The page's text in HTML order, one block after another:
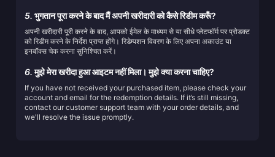
5. भुगतान पूरा करने के बाद मैं अपनी खरीदारी को कैसे रिडीम करूँ?
अपनी खरीदारी पूरी करने के बाद, आपको ईमेल के माध्यम से या सीधे प्लेटफॉर्म पर प्रोडक्ट
को रिडीम करने के निर्देश प्राप्त होंगे। रिडेम्पशन विवरण के लिए अपना अकाउंट या
इनबॉक्स चेक करना सुनिश्चित करें।
6.मुझे मेरा खरीदा हुआ आइटम नहीं मिला। मुझे क्या करना चाहिए?
If you have not received your purchased item, please check your
account and email for the redemption details. If it’s still missing,
contact our customer support team with your order details, and
we'll resolve the issue promptly.